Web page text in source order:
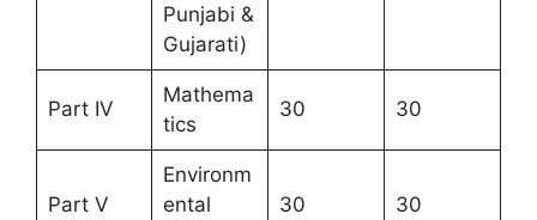
Punjabi &
Gujarati)
Part IV
Mathema
tics
30 30
Part V
Environm
ental
30 30